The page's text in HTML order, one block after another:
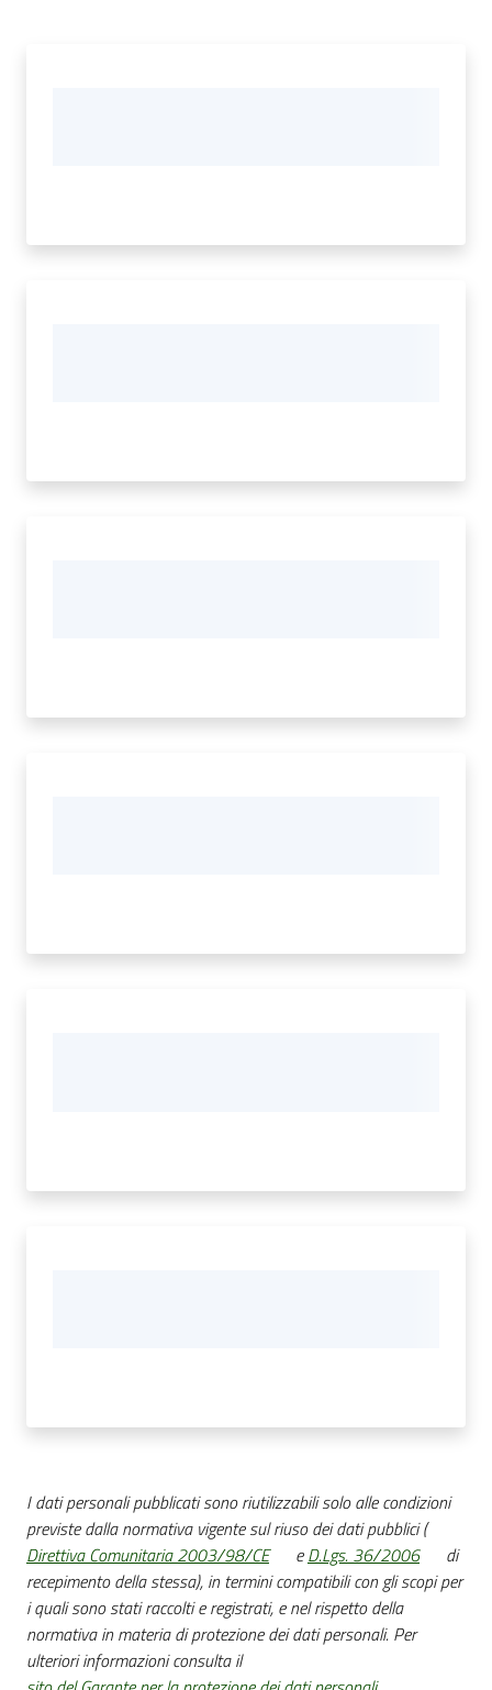
I dati personali pubblicati sono riutilizzabili solo alle condizioni
previste dalla normativa vigente sul riuso dei dati pubblici (
Direttiva Comunitaria 2003/98/CE
eD.Lgs. 36/2006
di
recepimento della stessa), in termini compatibili con gli scopi per
i quali sono stati raccolti e registrati, e nel rispetto della
normativa in materia di protezione dei dati personali. Per
ulteriori informazioni consulta il